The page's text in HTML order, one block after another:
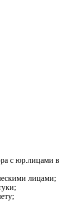
с юр.лицами в
лицами;